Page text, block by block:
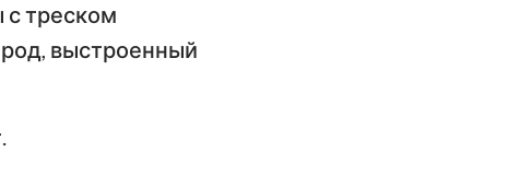
послание к
с треском
выстроенный